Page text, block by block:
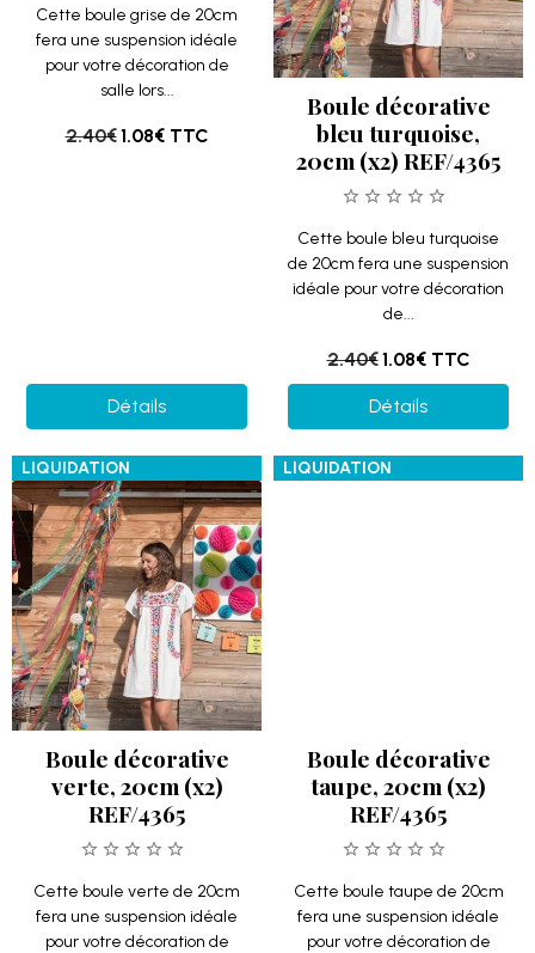
Cette boule grise de 20cm
fera une suspension idéale
pour votre décoration de
salle lors...
2.40€1.08€ TTC
Détails
Boule décorative
bleu turquoise,
20cm (x2) REF/4365
Cette boule bleu turquoise
de 20cm fera une suspension
idéale pour votre décoration
de...
2.40€1.08€ TTC
Détails
LIQUIDATION
Boule décorative
verte, 20cm (x2)
REF/4365
Cette boule verte de 20cm
fera une suspension idéale
pour votre décoration de
LIQUIDATION
2.40€ 1.08€TTC